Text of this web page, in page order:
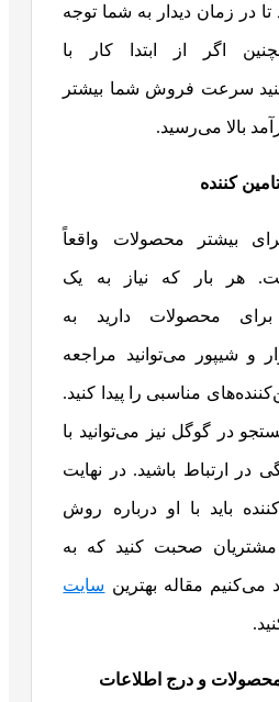
تا در زمان دیدار به شما توجه
اگر از ابتدا کار با
سرعت فروش شما بیشتر
بالا می‌رسید.
کننده
بیشتر محصولات واقعاً
هر بار که نیاز به یک
برای محصولات دارید به
و شیپور می‌توانید مراجعه
مناسبی را پیدا کنید.
در گوگل نیز می‌توانید با
در ارتباط باشید. در نهایت
باید با او درباره روش
صحبت کنید که به
می‌کنیم مقاله بهترین سایت
و درج اطلاعات